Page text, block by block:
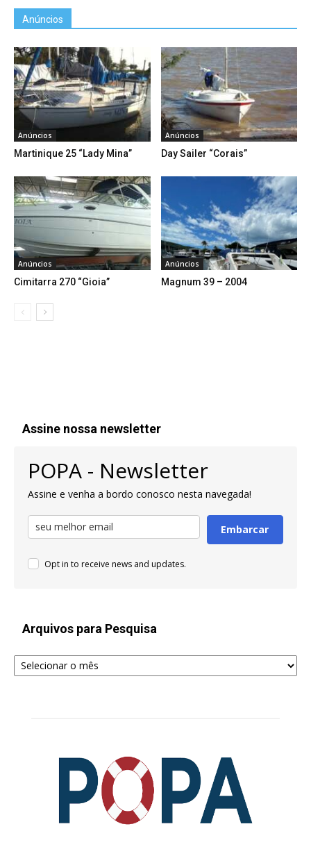
Anúncios
Anúncios
Martinique 25 “Lady Mina”
Anúncios
Day Sailer “Corais”
Anúncios
Cimitarra 270 “Gioia”
Anúncios
Magnum 39 – 2004
Assine nossa newsletter
POPA - Newsletter
Assine e venha a bordo conosco nesta navegada!
Embarcar
Opt in to receive news and updates.
Arquivos para Pesquisa
Arquivos
para